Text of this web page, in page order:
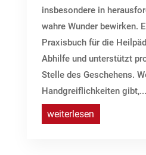
insbesondere in
wahre Wunder bewirken.
Praxisbuch für die
Abhilfe und unterstützt
Stelle des Geschehens.
Handgreiflichkeiten gibt,...
weiterlesen